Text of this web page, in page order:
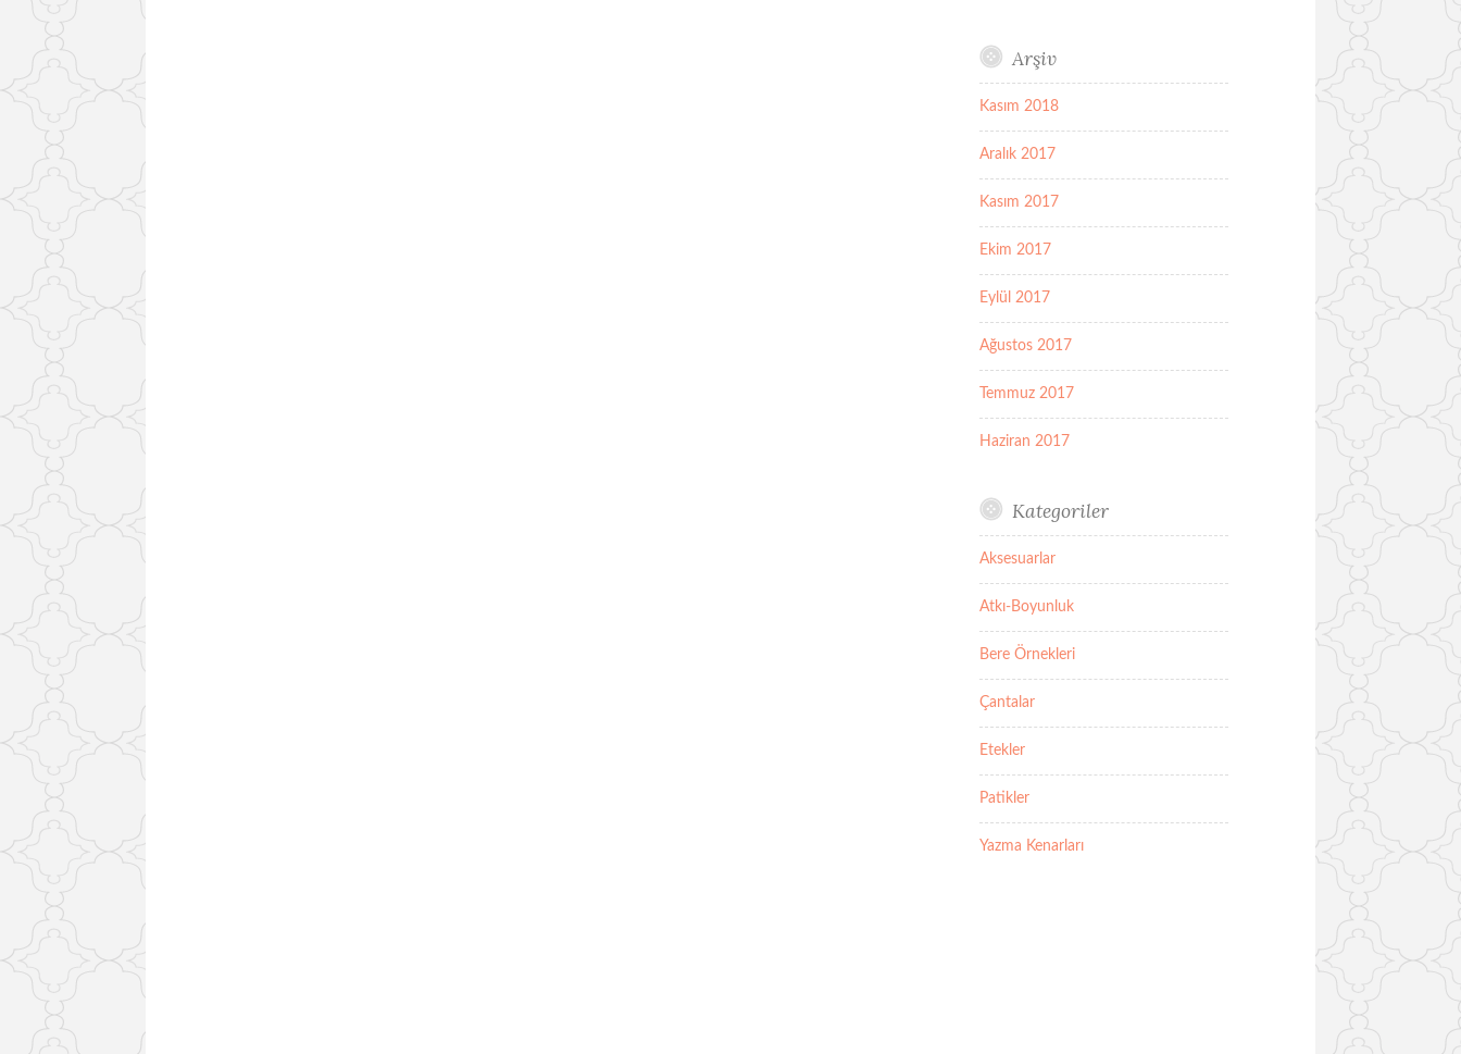
Arşiv
Kasım 2018
Aralık 2017
Kasım 2017
Ekim 2017
Eylül 2017
Ağustos 2017
Temmuz 2017
Haziran 2017
Kategoriler
Aksesuarlar
Atkı-Boyunluk
Bere Örnekleri
Çantalar
Etekler
Patikler
Yazma Kenarları